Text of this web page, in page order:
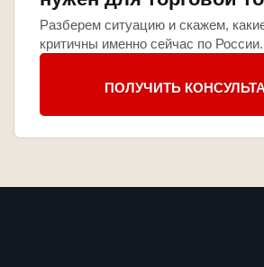
Разберем ситуацию и скажем,
критичны именно сейчас по России.
ПОЛУЧИТЬ